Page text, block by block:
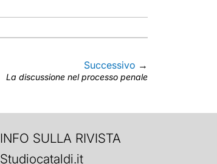
Successivo →
La discussione nel processo penale
INFO SULLA RIVISTA
Studiocataldi.it